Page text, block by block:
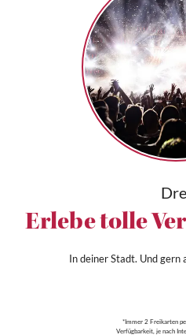
Erlebe tolle
In deiner Stadt. Und gern
*Immer 2 Freikarten
Verfügbarkeit, je nach